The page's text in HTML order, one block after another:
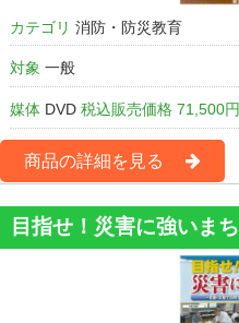
カテゴリ 消防・防災教育
対象 一般
媒体 DVD 税込販売価格 71,500円
商品の詳細を見る
目指せ！災害に強いまち